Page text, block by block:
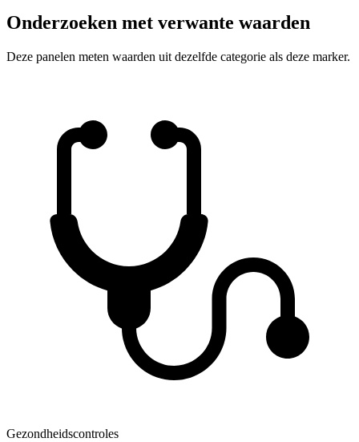
Onderzoeken met verwante waarden
Deze panelen meten waarden uit dezelfde categorie als deze marker.
Gezondheidscontroles